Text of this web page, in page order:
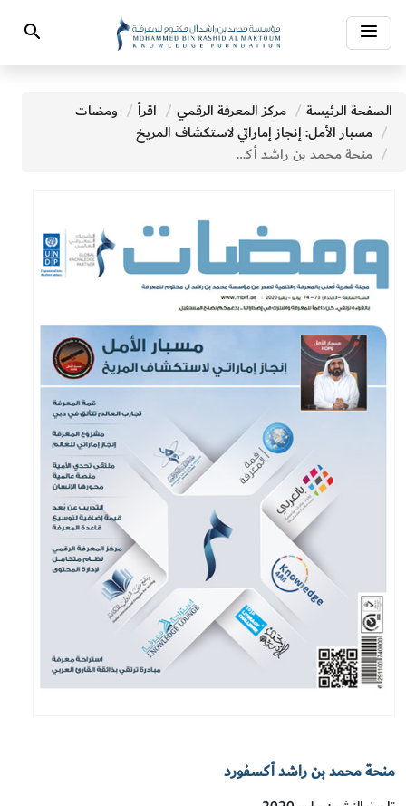
Toggle
navigation
Search
الصفحة الرئيسة مركز المعرفة الرقمي اقرأ
ومضات
مسبار الأمل: إنجاز إماراتي لاستكشاف المريخ
منحة محمد بن راشد أكسفورد
منحة محمد بن راشد أكسفورد